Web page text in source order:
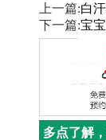
上一篇:白
下一篇:宝
多点了解